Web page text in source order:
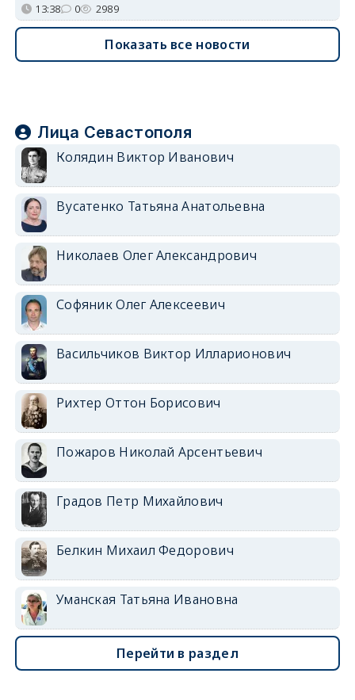
13:38 0 2989
Показать все новости
Лица Севастополя
Колядин Виктор Иванович
Вусатенко Татьяна Анатольевна
Николаев Олег Александрович
Софяник Олег Алексеевич
Васильчиков Виктор Илларионович
Рихтер Оттон Борисович
Пожаров Николай Арсентьевич
Градов Петр Михайлович
Белкин Михаил Федорович
Уманская Татьяна Ивановна
Перейти в раздел